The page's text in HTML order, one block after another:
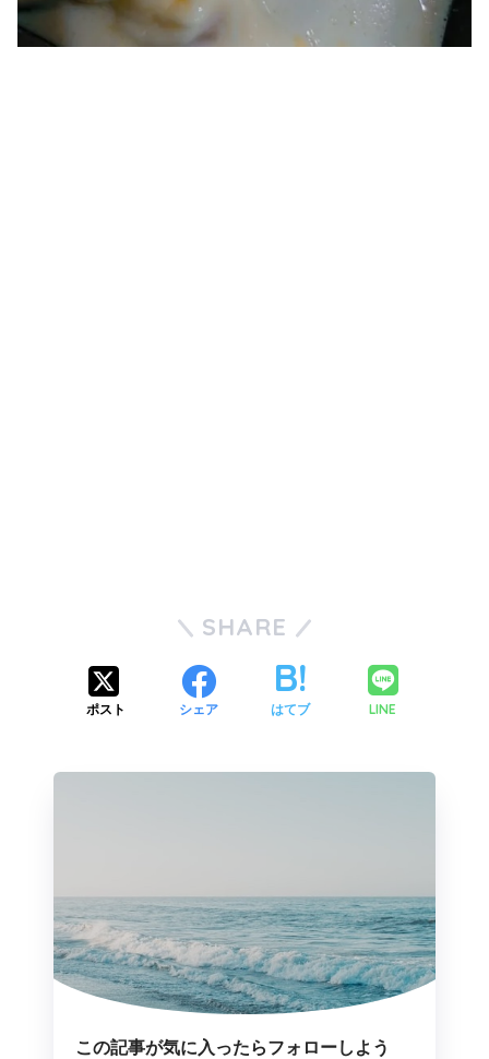
SHARE
ポスト シェア はてブ LINE
この記事が気に入ったらフォローしよう